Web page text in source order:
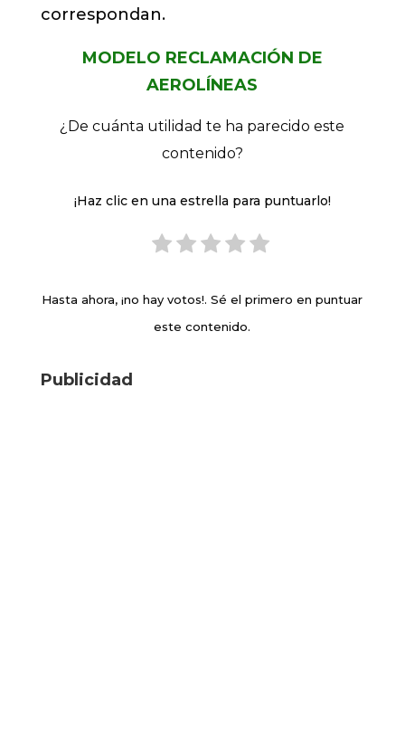
correspondan.
MODELO RECLAMACIÓN DE
AEROLÍNEAS
¿De cuánta utilidad te ha parecido este
contenido?
¡Haz clic en una estrella para puntuarlo!
Hasta ahora, ¡no hay votos!. Sé el primero en puntuar
este contenido.
Publicidad